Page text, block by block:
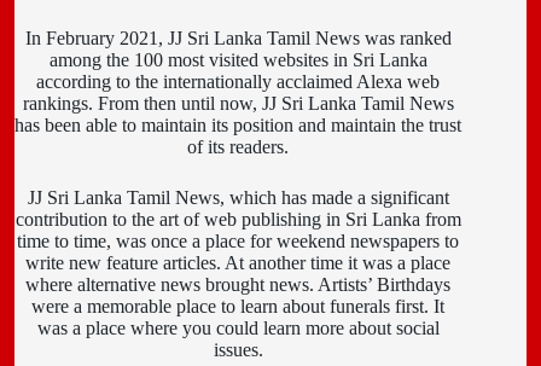
In February 2021, JJ Sri Lanka Tamil News was ranked
among the 100 most visited websites in Sri Lanka
according to the internationally acclaimed Alexa web
rankings. From then until now, JJ Sri Lanka Tamil News
has been able to maintain its position and maintain the trust
of its readers.
JJ Sri Lanka Tamil News, which has made a significant
contribution to the art of web publishing in Sri Lanka from
time to time, was once a place for weekend newspapers to
write new feature articles. At another time it was a place
where alternative news brought news. Artists’ Birthdays
were a memorable place to learn about funerals first. It
was a place where you could learn more about social
issues.